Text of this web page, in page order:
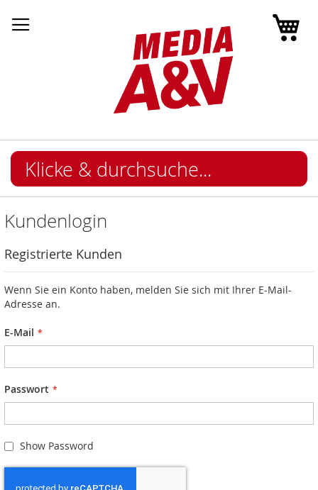
Kundenlogin
Registrierte Kunden
Wenn Sie ein Konto haben, melden Sie sich mit Ihrer E-Mail-
Adresse an.
E-Mail
Passwort
Show Password